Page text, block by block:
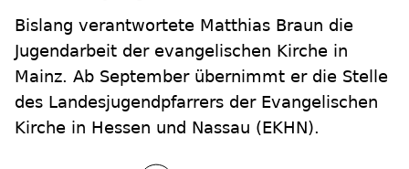
Bislang verantwortete Matthias Braun die
Jugendarbeit der evangelischen Kirche in
Mainz. Ab September übernimmt er die Stelle
des Landesjugendpfarrers der Evangelischen
Kirche in Hessen und Nassau (EKHN).